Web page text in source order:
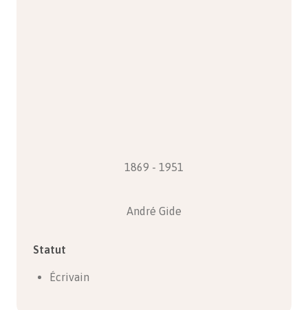
1869 - 1951
André Gide
Statut
Écrivain